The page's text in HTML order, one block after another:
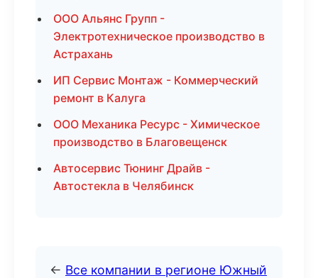
ООО Альянс Групп -
Электротехническое производство в
Астрахань
ИП Сервис Монтаж - Коммерческий
ремонт в Калуга
ООО Механика Ресурс - Химическое
производство в Благовещенск
Автосервис Тюнинг Драйв -
Автостекла в Челябинск
← Все компании в регионе Южный